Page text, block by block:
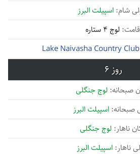
اسپیلت البرز
لوج 4 ستاره
Lake Naivasha Country Club
6
لوج جنگلی
اسپیلت البرز
لوج جنگلی
اسپیلت البرز